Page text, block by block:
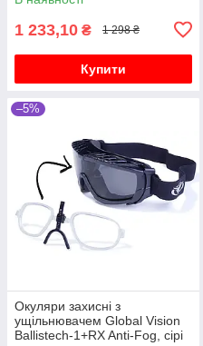
1 233,10 ₴ 1 298 ₴
Купити
–5%
Окуляри захисні з
ущільнювачем Global Vision
Ballistech-1+RX Anti-Fog, сірі